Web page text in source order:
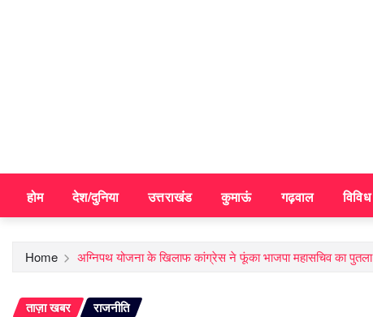
होम देश/दुनिया उत्तराखंड कुमाऊं गढ़वाल विविध
Home अग्निपथ योजना के खिलाफ कांग्रेस ने फूंका भाजपा महासचिव का पुतला
ताज़ा खबर राजनीति